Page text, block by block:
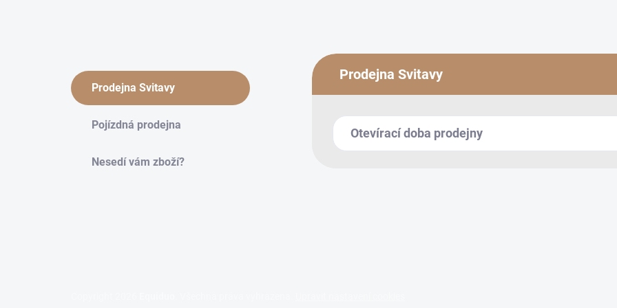
Prodejna Svitavy
Pojízdná prodejna
Nesedí vám zboží?
Prodejna Svitavy
Otevírací doba prodejny